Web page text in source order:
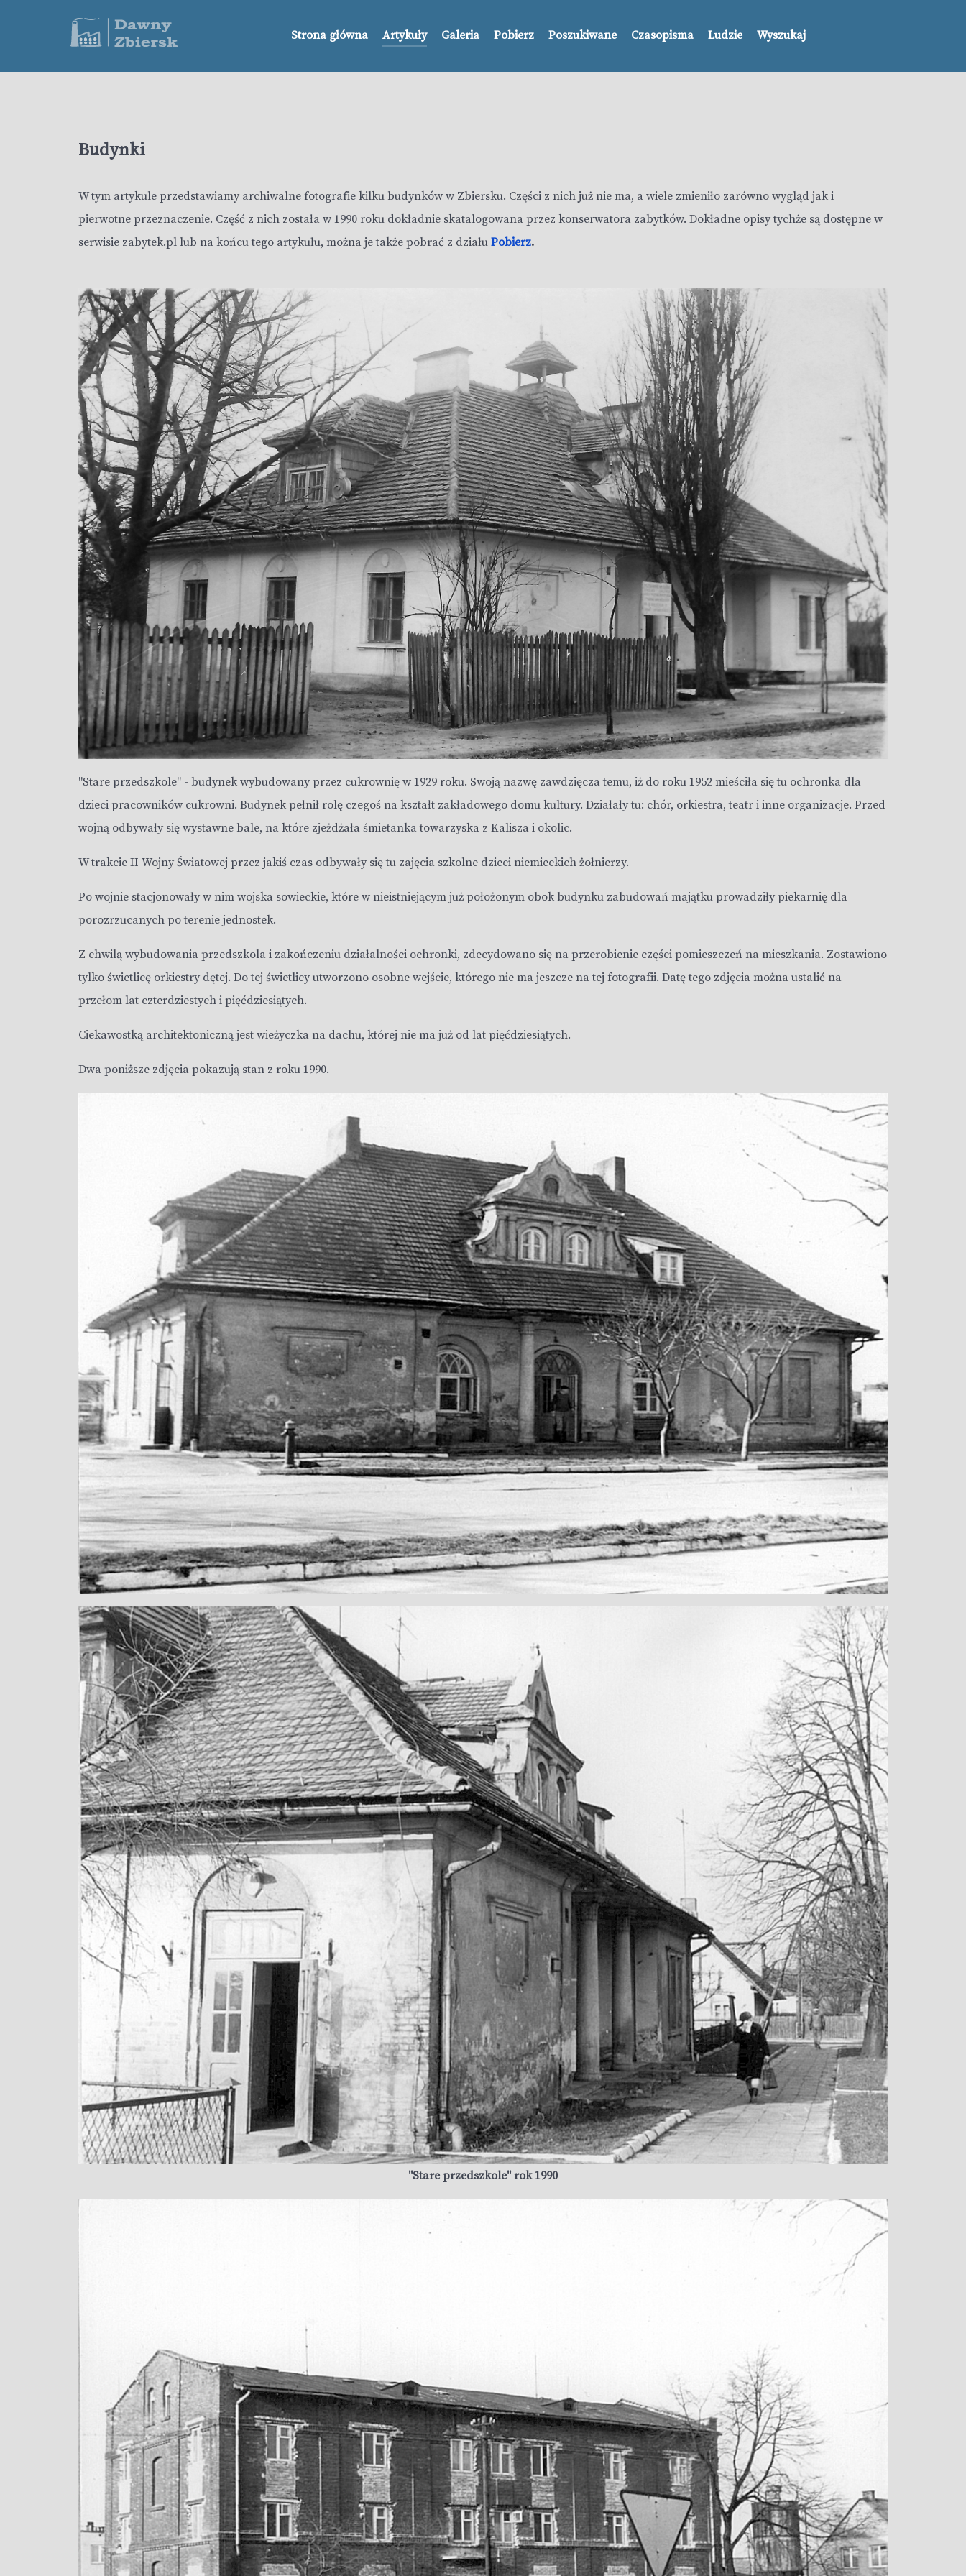
Strona główna Artykuły Galeria Pobierz Poszukiwane Czasopisma Ludzie Wyszukaj
Budynki
W tym artykule przedstawiamy archiwalne fotografie kilku budynków w Zbiersku. Części z nich już nie ma, a wiele zmieniło zarówno wygląd jak i
pierwotne przeznaczenie. Część z nich została w 1990 roku dokładnie skatalogowana przez konserwatora zabytków. Dokładne opisy tychże są dostępne w
serwisie zabytek.pl lub na końcu tego artykułu, można je także pobrać z działu Pobierz.
"Stare przedszkole" - budynek wybudowany przez cukrownię w 1929 roku. Swoją nazwę zawdzięcza temu, iż do roku 1952 mieściła się tu ochronka dla
dzieci pracowników cukrowni. Budynek pełnił rolę czegoś na kształt zakładowego domu kultury. Działały tu: chór, orkiestra, teatr i inne organizacje. Przed
wojną odbywały się wystawne bale, na które zjeżdżała śmietanka towarzyska z Kalisza i okolic.
W trakcie II Wojny Światowej przez jakiś czas odbywały się tu zajęcia szkolne dzieci niemieckich żołnierzy.
Po wojnie stacjonowały w nim wojska sowieckie, które w nieistniejącym już położonym obok budynku zabudowań majątku prowadziły piekarnię dla
porozrzucanych po terenie jednostek.
Z chwilą wybudowania przedszkola i zakończeniu działalności ochronki, zdecydowano się na przerobienie części pomieszczeń na mieszkania. Zostawiono
tylko świetlicę orkiestry dętej. Do tej świetlicy utworzono osobne wejście, którego nie ma jeszcze na tej fotografii. Datę tego zdjęcia można ustalić na
przełom lat czterdziestych i pięćdziesiątych.
Ciekawostką architektoniczną jest wieżyczka na dachu, której nie ma już od lat pięćdziesiątych.
Dwa poniższe zdjęcia pokazują stan z roku 1990.
"Stare przedszkole" rok 1990